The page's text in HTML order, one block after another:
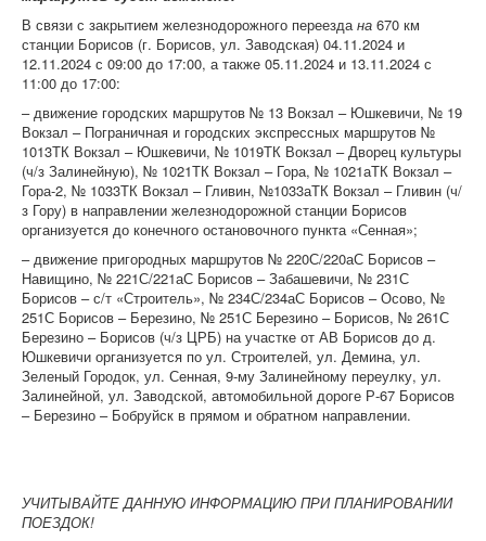
В связи с закрытием железнодорожного переездана 670 км
станции Борисов (г. Борисов, ул. Заводская) 04.11.2024 и
12.11.2024 с 09:00 до 17:00, а также 05.11.2024 и 13.11.2024 с
11:00 до 17:00:
– движение городских маршрутов № 13 Вокзал – Юшкевичи, № 19
Вокзал – Пограничная и городских экспрессных маршрутов №
1013ТК Вокзал – Юшкевичи, № 1019ТК Вокзал – Дворец культуры
(ч/з Залинейную), № 1021ТК Вокзал – Гора, № 1021аТК Вокзал –
Гора-2, № 1033ТК Вокзал – Гливин, №1033аТК Вокзал – Гливин (ч/
з Гору) в направлении железнодорожной станции Борисов
организуется до конечного остановочного пункта «Сенная»;
– движение пригородных маршрутов № 220С/220аС Борисов –
Навищино, № 221С/221аС Борисов – Забашевичи, № 231С
Борисов – с/т «Строитель», № 234С/234аС Борисов – Осово, №
251С Борисов – Березино, № 251С Березино – Борисов, № 261С
Березино – Борисов (ч/з ЦРБ) на участке от АВ Борисов до д.
Юшкевичи организуется по ул. Строителей, ул. Демина, ул.
Зеленый Городок, ул. Сенная, 9-му Залинейному переулку, ул.
Залинейной, ул. Заводской, автомобильной дороге Р-67 Борисов
– Березино – Бобруйск в прямом и обратном направлении.
УЧИТЫВАЙТЕ ДАННУЮ ИНФОРМАЦИЮ ПРИ ПЛАНИРОВАНИИ
ПОЕЗДОК!